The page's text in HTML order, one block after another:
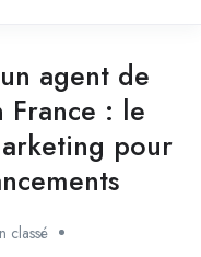
agent de
France : le
pour
classé